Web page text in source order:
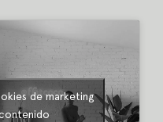
de marketing